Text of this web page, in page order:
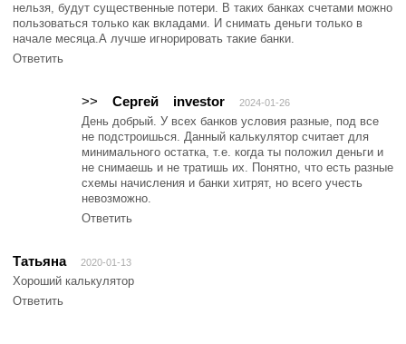
нельзя, будут существенные потери. В таких банках счетами можно
пользоваться только как вкладами. И снимать деньги только в
начале месяца.А лучше игнорировать такие банки.
Ответить
investor
>> Сергей 2024-01-26
День добрый. У всех банков условия разные, под все
не подстроишься. Данный калькулятор считает для
минимального остатка, т.е. когда ты положил деньги и
не снимаешь и не тратишь их. Понятно, что есть разные
схемы начисления и банки хитрят, но всего учесть
невозможно.
Ответить
Татьяна 2020-01-13
Хороший калькулятор
Ответить